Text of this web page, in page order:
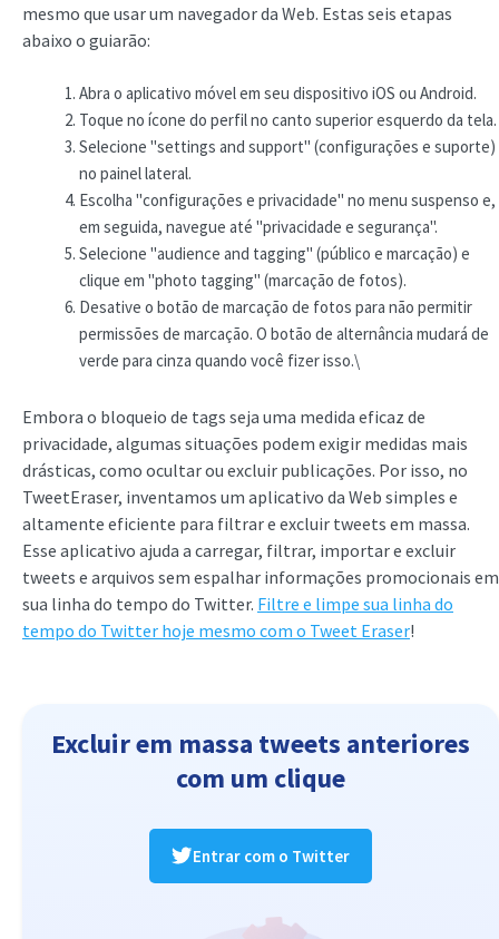
mesmo que usar um navegador da Web. Estas seis etapas
abaixo o guiarão:
Abra o aplicativo móvel em seu dispositivo iOS ou Android.
Toque no ícone do perfil no canto superior esquerdo da tela.
Selecione "settings and support" (configurações e suporte)
no painel lateral.
Escolha "configurações e privacidade" no menu suspenso e,
em seguida, navegue até "privacidade e segurança".
Selecione "audience and tagging" (público e marcação) e
clique em "photo tagging" (marcação de fotos).
Desative o botão de marcação de fotos para não permitir
permissões de marcação. O botão de alternância mudará de
verde para cinza quando você fizer isso.\
Embora o bloqueio de tags seja uma medida eficaz de
privacidade, algumas situações podem exigir medidas mais
drásticas, como ocultar ou excluir publicações. Por isso, no
TweetEraser, inventamos um aplicativo da Web simples e
altamente eficiente para filtrar e excluir tweets em massa.
Esse aplicativo ajuda a carregar, filtrar, importar e excluir
tweets e arquivos sem espalhar informações promocionais em
sua linha do tempo do Twitter. Filtre e limpe sua linha do
tempo do Twitter hoje mesmo com o Tweet Eraser!
Excluir em massa tweets anteriores
com um clique
Entrar com o Twitter